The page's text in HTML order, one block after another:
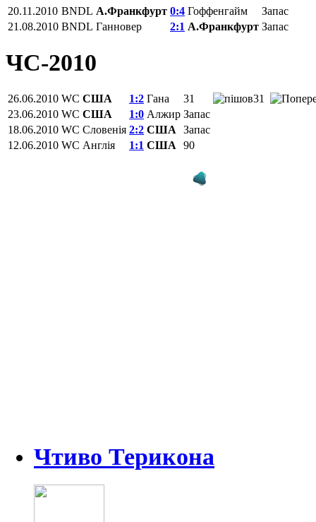
20.11.2010 BNDL А.Франкфурт 0:4 Гоффенгайм
Запас
21.08.2010 BNDL Ганновер 2:1 А.Франкфурт Запас
ЧС-2010
26.06.2010 WC США 1:2 Гана 31
31
23.06.2010 WC США 1:0 Алжир Запас
18.06.2010 WC Словенія 2:2 США
Запас
12.06.2010 WC Англія 1:1 США 90
Чтиво Терикона